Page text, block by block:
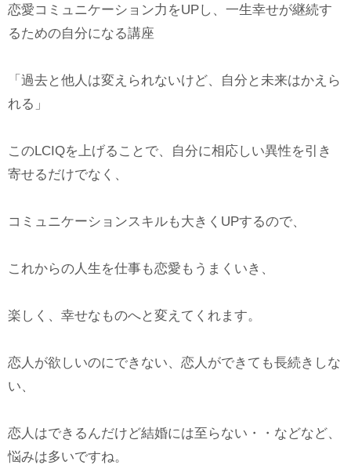
恋愛コミュニケーション力をUPし、一生幸せが継続す
るための自分になる講座
「過去と他人は変えられないけど、自分と未来はかえら
れる」
このLCIQを上げることで、自分に相応しい異性を引き
寄せるだけでなく、
コミュニケーションスキルも大きくUPするので、
これからの人生を仕事も恋愛もうまくいき、
楽しく、幸せなものへと変えてくれます。
恋人が欲しいのにできない、恋人ができても長続きしな
い、
恋人はできるんだけど結婚には至らない・・などなど、
悩みは多いですね。